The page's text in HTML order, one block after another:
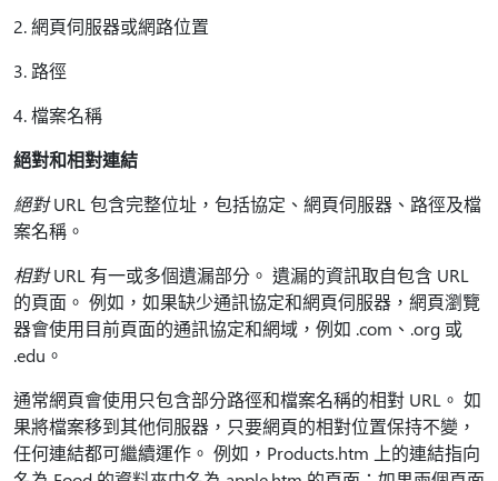
2. 網頁伺服器或網路位置
3. 路徑
4. 檔案名稱
絕對和相對連結
絕對URL 包含完整位址，包括協定、網頁伺服器、路徑及檔
案名稱。
相對URL 有一或多個遺漏部分。 遺漏的資訊取自包含 URL
的頁面。 例如，如果缺少通訊協定和網頁伺服器，網頁瀏覽
器會使用目前頁面的通訊協定和網域，例如 .com、.org 或
.edu。
通常網頁會使用只包含部分路徑和檔案名稱的相對 URL。 如
果將檔案移到其他伺服器，只要網頁的相對位置保持不變，
任何連結都可繼續運作。 例如，Products.htm 上的連結指向